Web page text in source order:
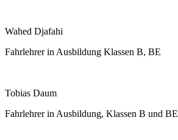
Wahed Djafahi
Fahrlehrer in Ausbildung Klassen B, BE
Tobias Daum
Fahrlehrer in Ausbildung, Klassen B und BE